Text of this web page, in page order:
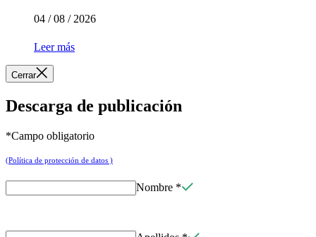
04 / 08 / 2026
Leer más
Cerrar
Descarga de publicación
*Campo obligatorio
(Política de protección de datos )
Nombre *